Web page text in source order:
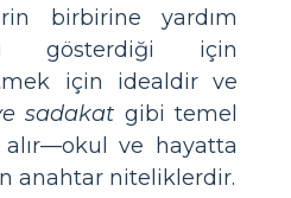
birbirine yardım
gösterdiği için
için idealdir ve
sadakat gibi temel
ve hayatta
anahtar niteliklerdir.